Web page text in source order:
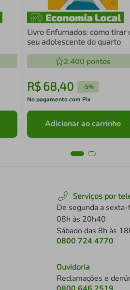
Livro Enfurnados: como tirar
seu adolescente do quarto
2.400 pontos
R$68,40 -5%
No pagamento com Pix
Adicionar ao carrinho
Serviços por
De segunda a
08h às 20h40
Sábado das 8h às
0800 724 4770
Ouvidoria
Reclamações e